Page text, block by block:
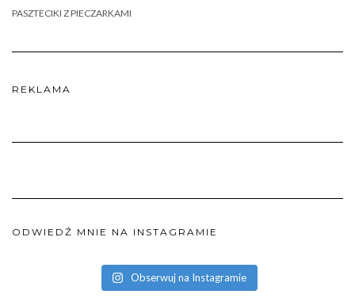
PASZTECIKI Z PIECZARKAMI
REKLAMA
ODWIEDŹ MNIE NA INSTAGRAMIE
Obserwuj na Instagramie